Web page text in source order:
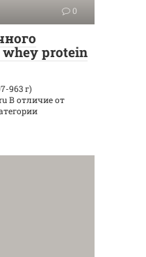
0
protein
963 г)
В отличие от